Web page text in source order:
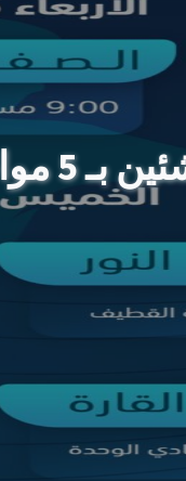
يلعب مع مضر